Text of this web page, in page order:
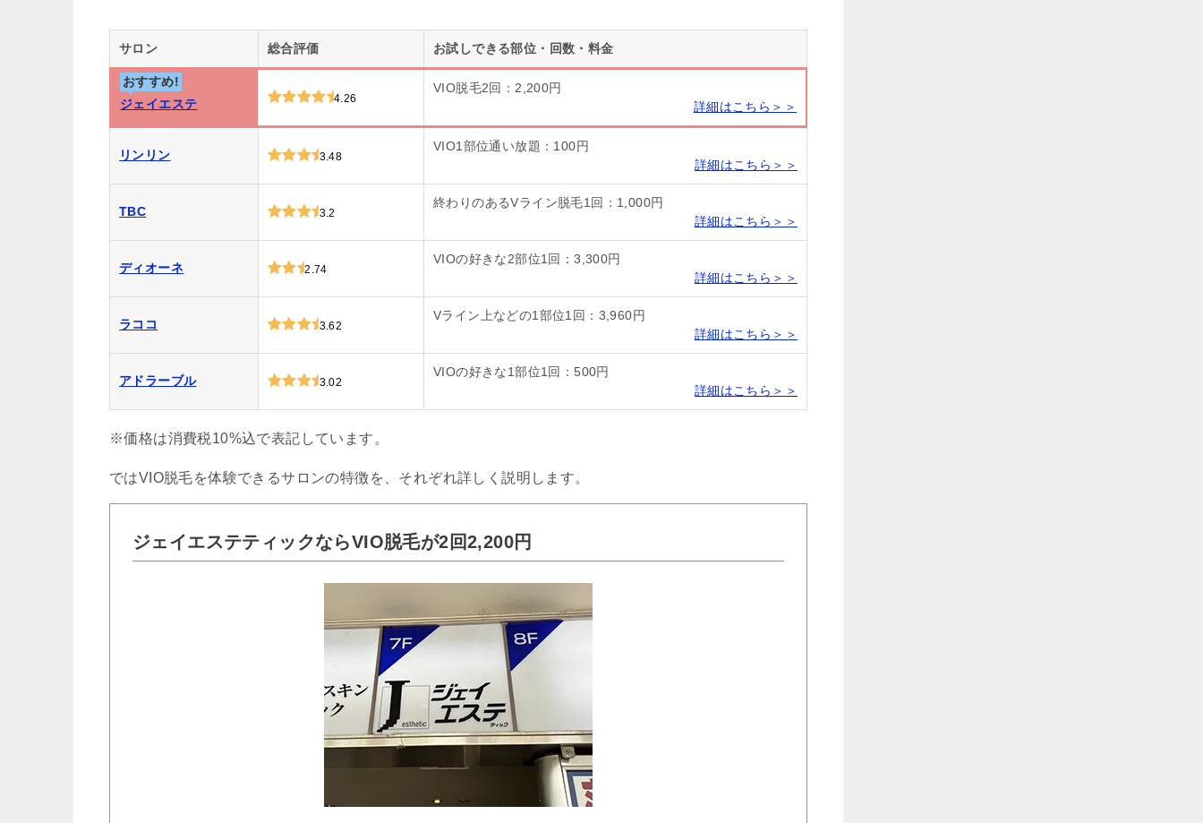
サロン 総合評価 お試しできる部位・回数・料金
おすすめ!
ジェイエステ
4.26
VIO脱毛2回：2,200円
詳細はこちら＞＞
リンリン 3.48
VIO1部位通い放題：100円
詳細はこちら＞＞
TBC 3.2
終わりのあるVライン脱毛1回：1,000円
詳細はこちら＞＞
ディオーネ 2.74
VIOの好きな2部位1回：3,300円
詳細はこちら＞＞
ラココ 3.62
Vライン上などの1部位1回：3,960円
詳細はこちら＞＞
アドラーブル 3.02
VIOの好きな1部位1回：500円
詳細はこちら＞＞
※価格は消費税10%込で表記しています。
ではVIO脱毛を体験できるサロンの特徴を、それぞれ詳しく説明します。
ジェイエステティックならVIO脱毛が2回2,200円